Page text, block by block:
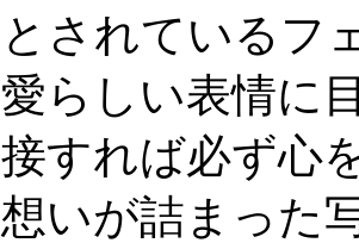
とされているフ
愛らしい表情に
接すれば必ず心
想いが詰まった